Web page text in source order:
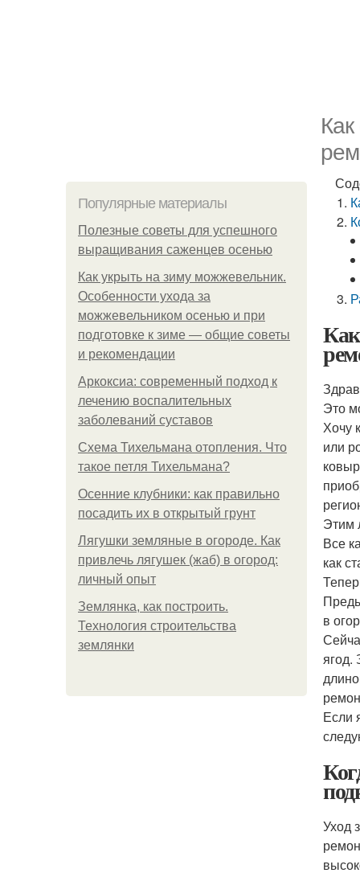
Популярные материалы
Полезные советы для успешного
выращивания саженцев осенью
Как укрыть на зиму можжевельник.
Особенности ухода за
можжевельником осенью и при
подготовке к зиме — общие советы
и рекомендации
Аркоксиа: современный подход к
лечению воспалительных
заболеваний суставов
Схема Тихельмана отопления. Что
такое петля Тихельмана?
Осенние клубники: как правильно
посадить их в открытый грунт
Лягушки земляные в огороде. Как
привлечь лягушек (жаб) в огород:
личный опыт
Землянка, как построить.
Технология строительства
землянки
Это
Хочу
или
Этим
Все
как
в
ягод.
Если
Уход